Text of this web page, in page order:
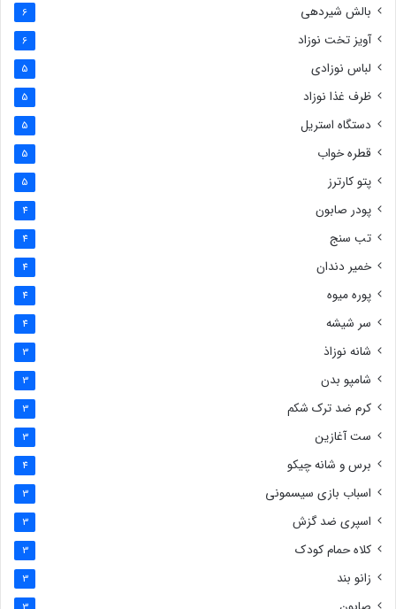
بالش شیردهی 6
آویز تخت نوزاد 6
لباس نوزادی 5
ظرف غذا نوزاد 5
دستگاه استریل 5
قطره خواب 5
پتو کارترز 5
پودر صابون 4
تب سنج 4
خمیر دندان 4
پوره میوه 4
سر شیشه 4
شانه نوزاذ 3
شامپو بدن 3
کرم ضد ترک شکم 3
ست آغازین 3
برس و شانه چیکو 4
اسباب بازی سیسمونی 3
اسپری ضد گزش 3
کلاه حمام کودک 3
زانو بند 3